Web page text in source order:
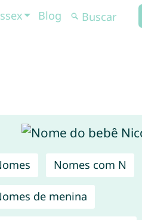
Blog
Nomes com N
de menina